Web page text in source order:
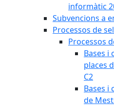
informàtic
Subvencions a
Processos de
Processos
Bases i
places
C2
Bases i
de